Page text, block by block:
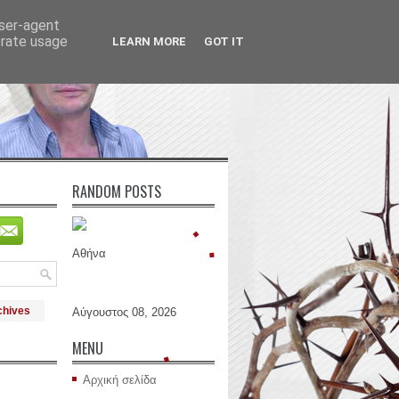
RANDOM POSTS
Αθήνα
Αύγουστος 08, 2026
MENU
Αρχική σελίδα
agent
usage
LEARN MORE GOT IT